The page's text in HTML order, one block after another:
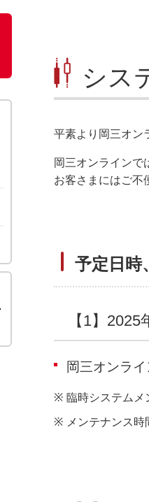
シス
平素より岡三オン
岡三オンラインで
お客さまにはご不
予定日時
【1】
岡三オンラ
※ 臨時システムメ
※ メンテナンス